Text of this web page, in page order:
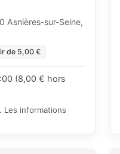
Asnières-sur-Seine,
de 5,00 €
(8,00 € hors
Les informations